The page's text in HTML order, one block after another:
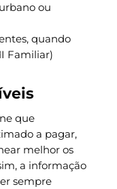
ou
quando
Familiar)
que
a pagar,
melhor os
a informação
sempre